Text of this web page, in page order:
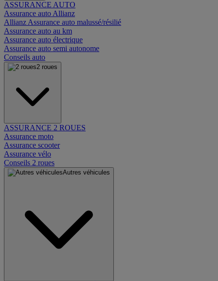
ASSURANCE AUTO
Assurance auto Allianz
Allianz Assurance auto malussé/résilié
Assurance auto au km
Assurance auto électrique
Assurance auto semi autonome
Conseils auto
2 roues
ASSURANCE 2 ROUES
Assurance moto
Assurance scooter
Assurance vélo
Conseils 2 roues
Autres véhicules